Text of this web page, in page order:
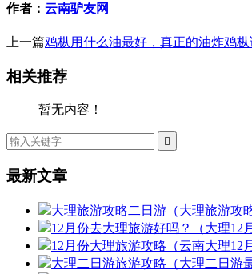
作者： 云南驴友网
上一篇鸡枞用什么油最好，真正的油炸鸡
相关推荐
暂无内容！

最新文章
大理旅游攻略二日游（大理旅游攻
12月份去大理旅游好吗？（大理12
12月份大理旅游攻略（云南大理12
大理二日游旅游攻略（大理二日游